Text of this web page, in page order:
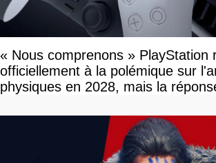
« Nous comprenons » PlayStation
officiellement à la polémique sur
physiques en 2028, mais la